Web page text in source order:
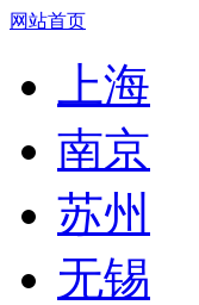
网站首页
上海
南京
苏州
无锡